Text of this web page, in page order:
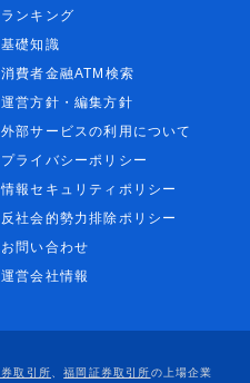
ランキング
基礎知識
消費者金融ATM検索
運営方針・編集方針
外部サービスの利用について
プライバシーポリシー
情報セキュリティポリシー
反社会的勢力排除ポリシー
お問い合わせ
運営会社情報